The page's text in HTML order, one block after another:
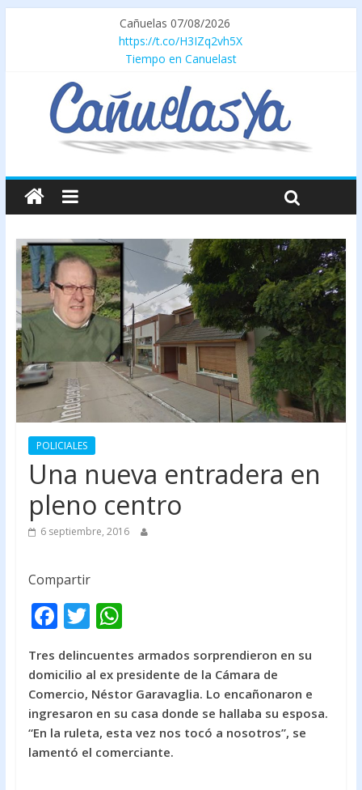
Cañuelas 07/08/2026
https://t.co/H3IZq2vh5X
Tiempo en Canuelast
POLICIALES
Una nueva entradera en
pleno centro
6 septiembre, 2016
Compartir
F
ac
e
b
o
o
T
w
itt
er
W
at
s
A
p
Tres delincuentes armados sorprendieron en su
domicilio al ex presidente de la Cámara de
Comercio, Néstor Garavaglia. Lo encañonaron e
ingresaron en su casa donde se hallaba su esposa.
“En la ruleta, esta vez nos tocó a nosotros”, se
lamentó el comerciante.